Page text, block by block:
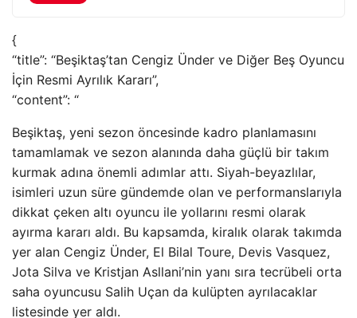
{
“title”: “Beşiktaş’tan Cengiz Ünder ve Diğer Beş Oyuncu
İçin Resmi Ayrılık Kararı”,
“content”: “
Beşiktaş, yeni sezon öncesinde kadro planlamasını
tamamlamak ve sezon alanında daha güçlü bir takım
kurmak adına önemli adımlar attı. Siyah-beyazlılar,
isimleri uzun süre gündemde olan ve performanslarıyla
dikkat çeken altı oyuncu ile yollarını resmi olarak
ayırma kararı aldı. Bu kapsamda, kiralık olarak takımda
yer alan Cengiz Ünder, El Bilal Toure, Devis Vasquez,
Jota Silva ve Kristjan Asllani’nin yanı sıra tecrübeli orta
saha oyuncusu Salih Uçan da kulüpten ayrılacaklar
listesinde yer aldı.